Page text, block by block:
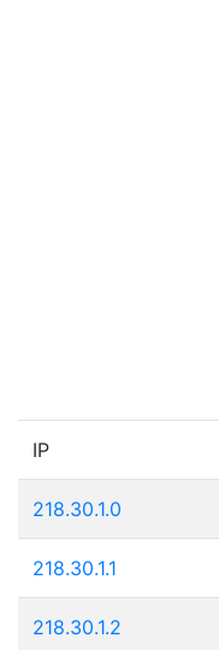
IP
218.30.1.0
218.30.1.1
218.30.1.2